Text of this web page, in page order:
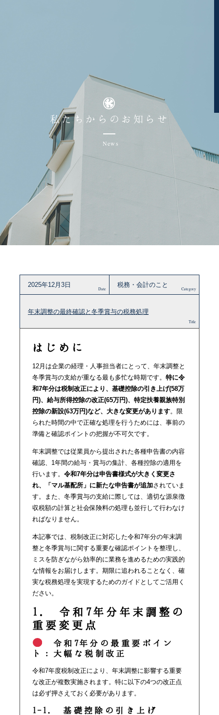
私たちからのお知らせ
News
2025年12月3日
Date
税務・会計のこと
Category
年末調整の最終確認と冬季賞与の税務処理
Title
はじめに
12月は企業の経理・人事担当者にとって、年末調整と
冬季賞与の支給が重なる最も多忙な時期です。 特に令
和7年分は税制改正により、基礎控除の引き上げ(58万
円)、給与所得控除の改正(65万円)、特定扶養親族特別
控除の新設(63万円)など、大きな変更があります。限
られた時間の中で正確な処理を行うためには、事前の
準備と確認ポイントの把握が不可欠です。
年末調整では従業員から提出された各種申告書の内容
確認、1年間の給与・賞与の集計、各種控除の適用を
行います。 令和7年分は申告書様式が大きく変更さ
れ、「マル基配所」に新たな申告書が追加されていま
す。また、冬季賞与の支給に際しては、適切な源泉徴
収税額の計算と社会保険料の処理も並行して行わなけ
ればなりません。
本記事では、税制改正に対応した令和7年分の年末調
整と冬季賞与に関する重要な確認ポイントを整理し、
ミスを防ぎながら効率的に業務を進めるための実践的
な情報をお届けします。期限に追われることなく、確
実な税務処理を実現するためのガイドとしてご活用く
ださい。
1. 令和7年分年末調整の
重要変更点
令和7年分の最重要ポイン
ト：大幅な税制改正
令和7年度税制改正により、年末調整に影響する重要
な改正が複数実施されます。特に以下の4つの改正点
は必ず押さえておく必要があります。
1-1. 基礎控除の引き上げ